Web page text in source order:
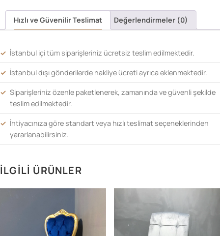
Hızlı ve Güvenilir Teslimat Değerlendirmeler (0)
İstanbul içi tüm siparişleriniz ücretsiz teslim edilmektedir.
İstanbul dışı gönderilerde nakliye ücreti ayrıca eklenmektedir.
Siparişleriniz özenle paketlenerek, zamanında ve güvenli şekilde
teslim edilmektedir.
İhtiyacınıza göre standart veya hızlı teslimat seçeneklerinden
yararlanabilirsiniz.
İLGILI ÜRÜNLER